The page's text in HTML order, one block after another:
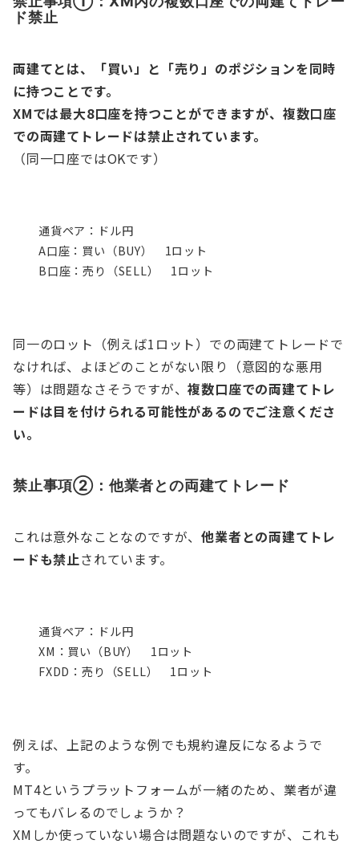
ド禁止
両建てとは、「買い」と「売り」のポジションを同時
に持つことです。
XMでは最大8口座を持つことができますが、複数口座
での両建てトレードは禁止されています。
（同一口座ではOKです）
通貨ペア：ドル円
A口座：買い（BUY） 1ロット
B口座：売り（SELL） 1ロット
同一のロット（例えば1ロット）での両建てトレードで
なければ、よほどのことがない限り（意図的な悪用
等）は問題なさそうですが、複数口座での両建てトレ
ードは目を付けられる可能性があるのでご注意くださ
い。
禁止事項②：他業者との両建てトレード
これは意外なことなのですが、他業者との両建てトレ
ードも禁止されています。
通貨ペア：ドル円
XM：買い（BUY） 1ロット
FXDD：売り（SELL） 1ロット
例えば、上記のような例でも規約違反になるようで
す。
MT4というプラットフォームが一緒のため、業者が違
ってもバレるのでしょうか？
XMしか使っていない場合は問題ないのですが、これも